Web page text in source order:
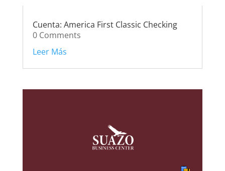
Cuenta: America First Classic Checking
0 Comments
Leer Más